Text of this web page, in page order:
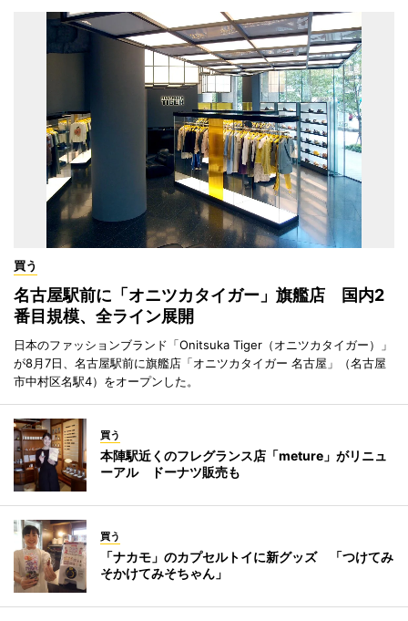
買う
名古屋駅前に「オニツカタイガー」旗艦店 国内2
番目規模、全ライン展開
日本のファッションブランド「Onitsuka Tiger（オニツカタイガー）」
が8月7日、名古屋駅前に旗艦店「オニツカタイガー 名古屋」（名古屋
市中村区名駅4）をオープンした。
買う
本陣駅近くのフレグランス店「meture」がリニュ
ーアル ドーナツ販売も
買う
「ナカモ」のカプセルトイに新グッズ 「つけてみ
そかけてみそちゃん」